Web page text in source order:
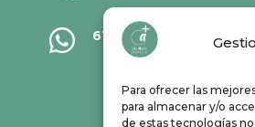
Para ofrecer las
para almacenar y/o
de estas tecnologías
 610 67 38 33